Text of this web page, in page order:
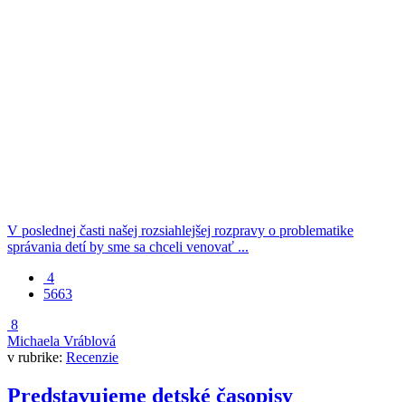
V poslednej časti našej rozsiahlejšej rozpravy o problematike
správania detí by sme sa chceli venovať ...
4
5663
8
Michaela Vráblová
v rubrike: Recenzie
Predstavujeme detské časopisy